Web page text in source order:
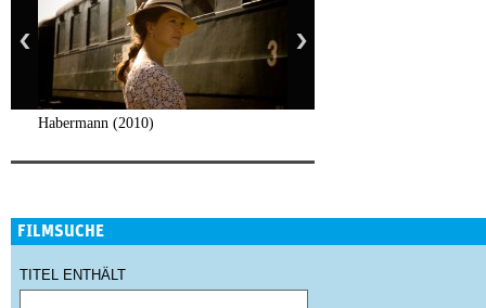
Habermann (2010)
FILMSUCHE
TITEL ENTHÄLT